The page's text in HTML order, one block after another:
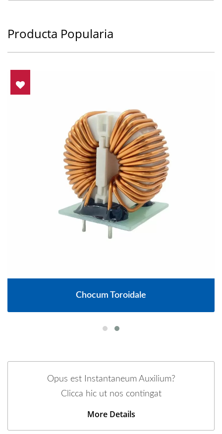
Producta Popularia
Chocum Toroidale
Opus est Instantaneum Auxilium?
Clicca hic ut nos contingat
More Details